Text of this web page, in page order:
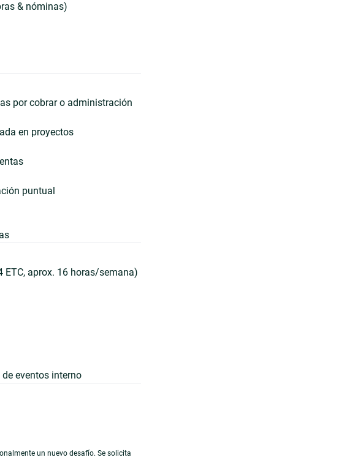
& nóminas)
por cobrar o administración
en proyectos
puntual
aprox. 16 horas/semana)
eventos interno
un nuevo desafío. Se solicita